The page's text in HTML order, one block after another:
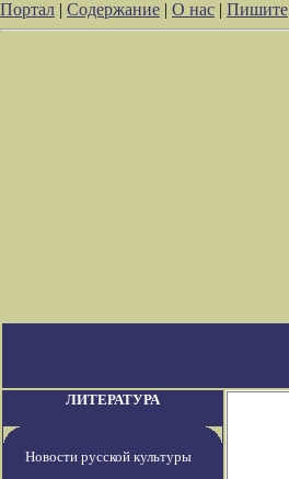
Портал | Содержание | О нас | Пишите
ЛИТЕРАТУРА
Новости русской культуры